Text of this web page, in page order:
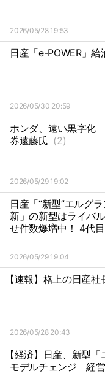
2026/05/28 19:53
日産「e-POWER」
2026/05/30 20:59
ホンダ、遠い黒字化
券遠藤氏 (2)
2026/05/29 19:02
日産「“新型”エルグ
新」の新型はライバ
せ件数爆増中！ 4代
2026/05/29 19:04
【速報】格上の日産
2026/05/28 20:43
【経済】日産、新型
モデルチェンジ
経